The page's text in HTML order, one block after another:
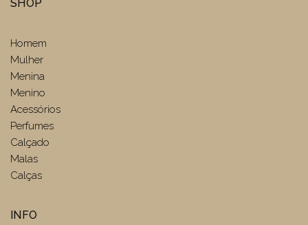
SHOP
Homem
Mulher
Menina
Menino
Acessórios
Perfumes
Calçado
Malas
Calças
INFO